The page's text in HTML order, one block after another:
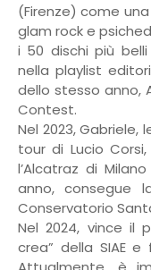
(Firenze) come
glam rock e
i 50 dischi più
nella playlist
dello stesso anno,
Contest.
Nel 2023, Gabriele,
tour di Lucio
l’Alcatraz di
anno, consegue
Conservatorio
Nel 2024, vince il
crea” della SIAE